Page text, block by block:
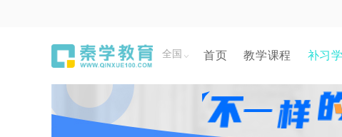
全国 首页 教学课程 补习